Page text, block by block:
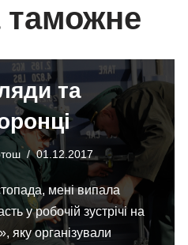
та
01.12.2017
мені випала
у робочій зустрічі на
яку організували